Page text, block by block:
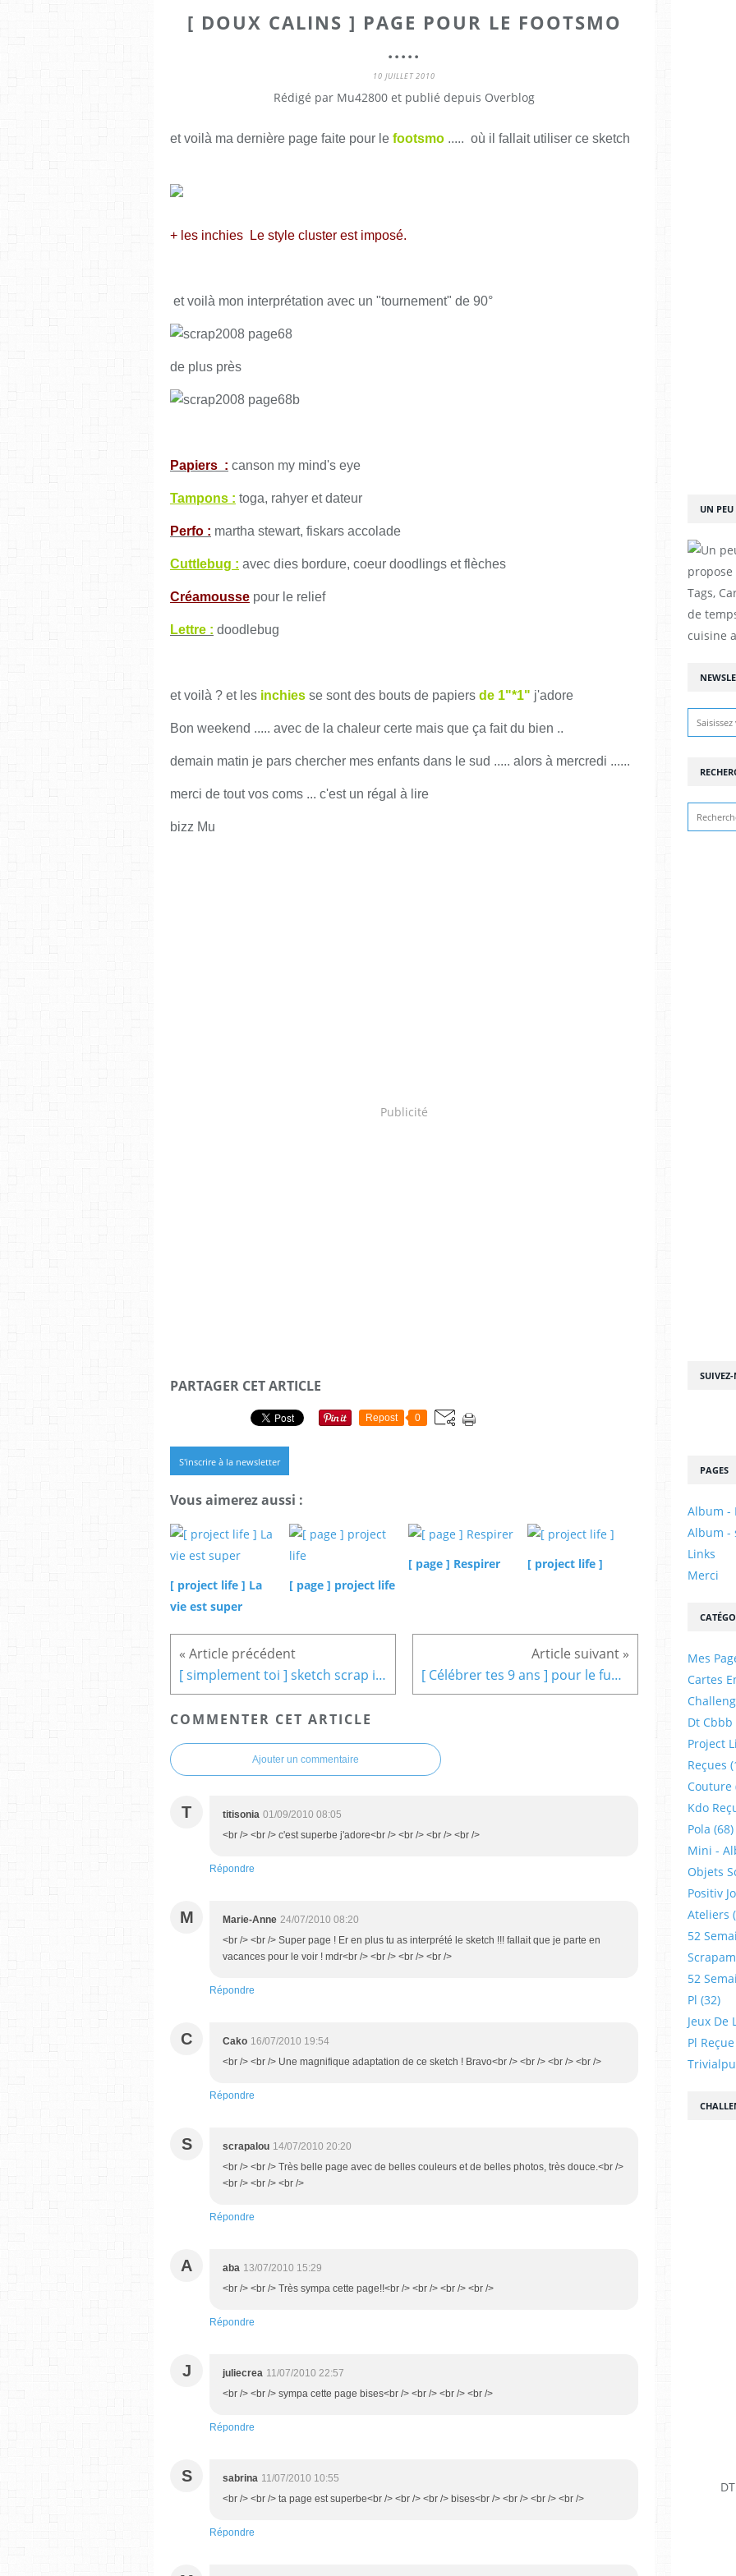
[ DOUX CALINS ] PAGE POUR LE FOOTSMO
.....
10 JUILLET 2010
Rédigé par Mu42800 et publié depuis Overblog
et voilà ma dernière page faite pour le footsmo ..... où il fallait utiliser ce sketch
+ les inchies Le style cluster est imposé.
et voilà mon interprétation avec un "tournement" de 90°
de plus près
Papiers : canson my mind's eye
Tampons : toga, rahyer et dateur
Perfo : martha stewart, fiskars accolade
Cuttlebug : avec dies bordure, coeur doodlings et flèches
Créamousse pour le relief
Lettre : doodlebug
et voilà ? et les inchies se sont des bouts de papiers de 1"*1" j'adore
Bon weekend ..... avec de la chaleur certe mais que ça fait du bien ..
demain matin je pars chercher mes enfants dans le sud ..... alors à mercredi ......
merci de tout vos coms ... c'est un régal à lire
bizz Mu
Publicité
PARTAGER CET ARTICLE
Repost 0
S'inscrire à la newsletter
Vous aimerez aussi :
[ project life ] La
vie est super
[ page ] project life
[ page ] Respirer [ project life ]
[ simplement toi ] sketch scrap idées 144 [ Célébrer tes 9 ans ] pour le fun camping
COMMENTER CET ARTICLE
Ajouter un commentaire
T titisonia 01/09/2010 08:05
<br /> <br /> c'est superbe j'adore<br /> <br /> <br /> <br />
Répondre
M Marie-Anne 24/07/2010 08:20
<br /> <br /> Super page ! Er en plus tu as interprété le sketch !!! fallait que je parte en
vacances pour le voir ! mdr<br /> <br /> <br /> <br />
Répondre
C Cako 16/07/2010 19:54
<br /> <br /> Une magnifique adaptation de ce sketch ! Bravo<br /> <br /> <br /> <br />
Répondre
S scrapalou 14/07/2010 20:20
<br /> <br /> Très belle page avec de belles couleurs et de belles photos, très douce.<br />
<br /> <br /> <br />
Répondre
A aba 13/07/2010 15:29
<br /> <br /> Très sympa cette page!!<br /> <br /> <br /> <br />
Répondre
J juliecrea 11/07/2010 22:57
<br /> <br /> sympa cette page bises<br /> <br /> <br /> <br />
Répondre
S sabrina 11/07/2010 10:55
<br /> <br /> ta page est superbe<br /> <br /> <br /> bises<br /> <br /> <br /> <br />
Répondre
UN PEU
propose
Tags,
de
cuisine
PAGES
Album -
Album -
Links
Merci
Mes
Cartes
Dt Cbbb
Project
Reçues
Couture
Kdo
Pola (68)
Mini -
Objets
Positiv
Ateliers
52
52
Pl (32)
Jeux De
Pl Reçue